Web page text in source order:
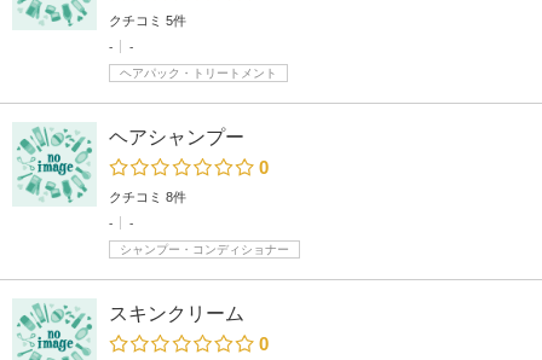
クチコミ 5件
-
-
ヘアパック・トリートメント
ヘアシャンプー
0
クチコミ 8件
-
-
シャンプー・コンディショナー
スキンクリーム
0